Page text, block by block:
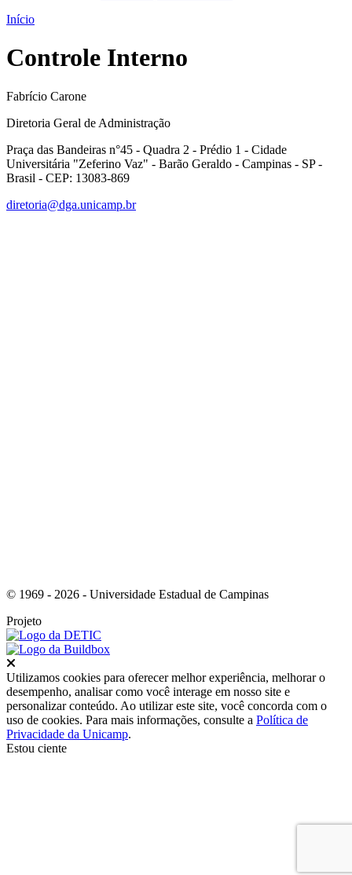
Início
Controle Interno
Fabrício Carone
Diretoria Geral de Administração
Praça das Bandeiras n°45 - Quadra 2 - Prédio 1 - Cidade
Universitária "Zeferino Vaz" - Barão Geraldo - Campinas - SP -
Brasil - CEP: 13083-869
diretoria@dga.unicamp.br
© 1969 - 2026 - Universidade Estadual de Campinas
Projeto
Utilizamos cookies para oferecer melhor experiência, melhorar o
desempenho, analisar como você interage em nosso site e
personalizar conteúdo. Ao utilizar este site, você concorda com o
uso de cookies. Para mais informações, consulte a Política de
Privacidade da Unicamp.
Estou ciente